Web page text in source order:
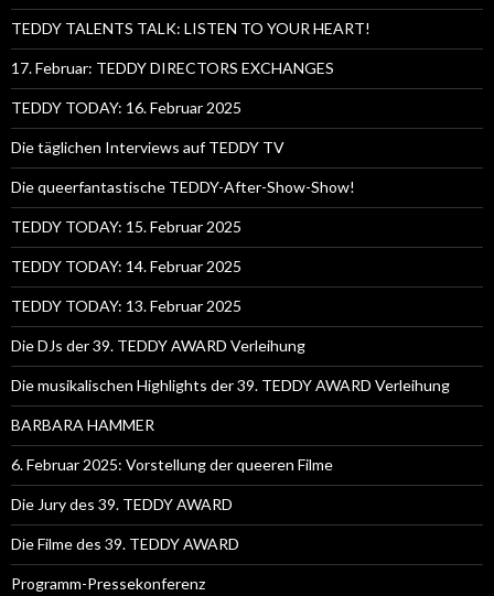
TEDDY TALENTS TALK: LISTEN TO YOUR HEART!
17. Februar: TEDDY DIRECTORS EXCHANGES
TEDDY TODAY: 16. Februar 2025
Die täglichen Interviews auf TEDDY TV
Die queerfantastische TEDDY-After-Show-Show!
TEDDY TODAY: 15. Februar 2025
TEDDY TODAY: 14. Februar 2025
TEDDY TODAY: 13. Februar 2025
Die DJs der 39. TEDDY AWARD Verleihung
Die musikalischen Highlights der 39. TEDDY AWARD Verleihung
BARBARA HAMMER
6. Februar 2025: Vorstellung der queeren Filme
Die Jury des 39. TEDDY AWARD
Die Filme des 39. TEDDY AWARD
Programm-Pressekonferenz